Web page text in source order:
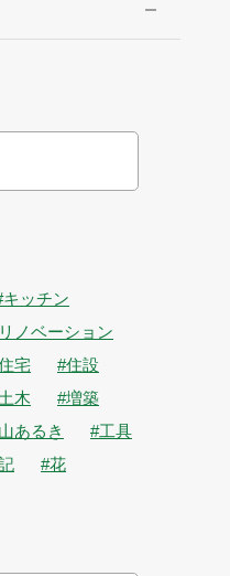
キッチン
ノベーション
宅
住設
木
増築
あるき
工具
花